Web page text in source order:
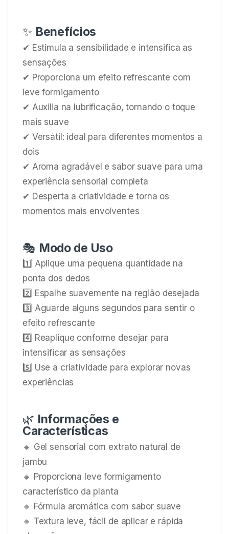
✨ Benefícios
✔ Estimula a sensibilidade e intensifica as
sensações
✔ Proporciona um efeito refrescante com
leve formigamento
✔ Auxilia na lubrificação, tornando o toque
mais suave
✔ Versátil: ideal para diferentes momentos a
dois
✔ Aroma agradável e sabor suave para uma
experiência sensorial completa
✔ Desperta a criatividade e torna os
momentos mais envolventes
🎭 Modo de Uso
1️⃣ Aplique uma pequena quantidade na
ponta dos dedos
2️⃣ Espalhe suavemente na região desejada
3️⃣ Aguarde alguns segundos para sentir o
efeito refrescante
4️⃣ Reaplique conforme desejar para
intensificar as sensações
5️⃣ Use a criatividade para explorar novas
experiências
🌿 Informações e
Características
🔸 Gel sensorial com extrato natural de
jambu
🔸 Proporciona leve formigamento
característico da planta
🔸 Fórmula aromática com sabor suave
🔸 Textura leve, fácil de aplicar e rápida